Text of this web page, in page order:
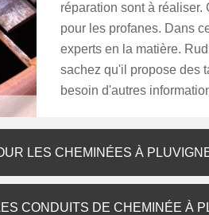
réparation sont à
pour les profanes. Dans
experts en la matière.
sachez qu'il propose des
besoin d'autres
LES CHEMINÉES À
CONDUITS DE CHEMINÉE À